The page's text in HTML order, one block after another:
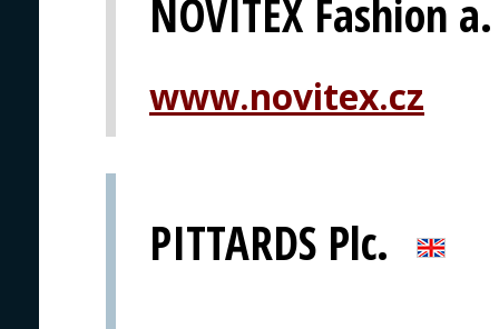
NOVITEX Fashion
www.novitex.cz
PITTARDS Plc.